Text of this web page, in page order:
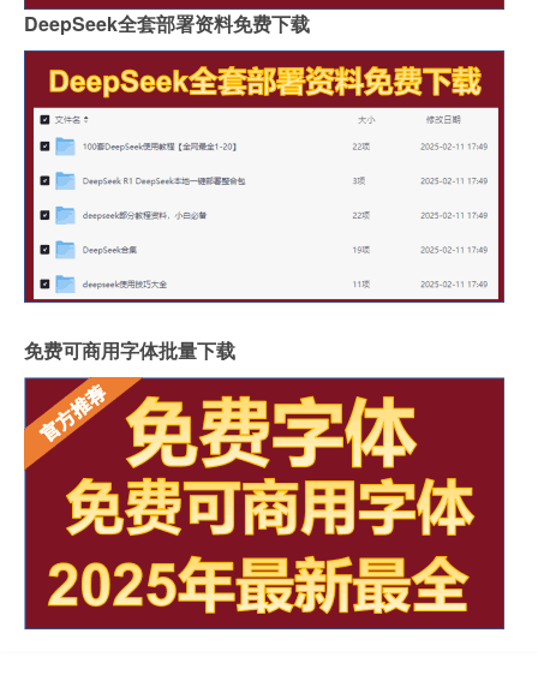
DeepSeek全套部署资料免费下载
免费可商用字体批量下载